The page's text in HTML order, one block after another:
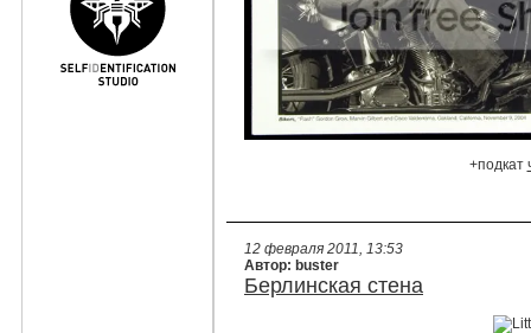
+подкат
12 февраля 2011, 13:53
Автор: buster
Берлинская стена